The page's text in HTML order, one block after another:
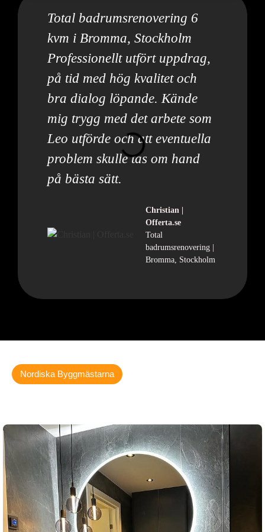
Total badrumsrenovering 6
kvm i Bromma, Stockholm
Professionellt utfört uppdrag,
på tid med hög kvalitet och
bra dialog löpande. Kände
mig trygg med det arbete som
Leo utförde och att eventuella
problem skulle tas om hand
på bästa sätt.
Christian |
Offerta.se
Total
badrumsrenovering |
Bromma, Stockholm
Nordiska Byggmästarna